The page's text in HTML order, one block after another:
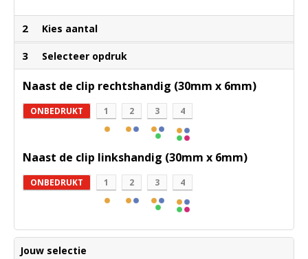
2 Kies aantal
3 Selecteer opdruk
Naast de clip rechtshandig (30mm x 6mm)
ONBEDRUKT 1 2 3 4
Naast de clip linkshandig (30mm x 6mm)
ONBEDRUKT 1 2 3 4
Jouw selectie